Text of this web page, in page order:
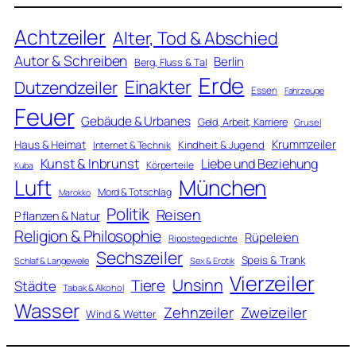
Achtzeiler Alter, Tod & Abschied
Autor & Schreiben Berg, Fluss & Tal Berlin
Dutzendzeiler Einakter Erde Essen Fahrzeuge
Feuer Gebäude & Urbanes Geld, Arbeit, Karriere Grusel
Haus & Heimat Internet & Technik Kindheit & Jugend Krummzeiler
Kuba Kunst & Inbrunst Körperteile Liebe und Beziehung
Luft Marokko Mord & Totschlag München
Pflanzen & Natur Politik Reisen
Religion & Philosophie Ripostegedichte Rüpeleien
Schlaf & Langeweile Sechszeiler Sex & Erotik Speis & Trank
Städte Tabak & Alkohol Tiere Unsinn Vierzeiler
Wasser Wind & Wetter Zehnzeiler Zweizeiler